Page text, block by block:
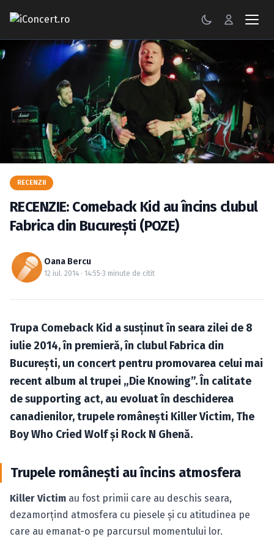
FESTIVALURI
PETRECERI
ŞTIRI
RECENZII
BILETE
Caută în site...
RECENZII
RECENZIE: Comeback Kid au încins clubul
Fabrica din Bucureşti (POZE)
Oana Bercu
12 iul. 2014 · 14:55·3 minute de citit
Trupa Comeback Kid a susţinut în seara zilei de 8
iulie 2014, în premieră, în clubul Fabrica din
Bucureşti, un concert pentru promovarea celui mai
recent album al trupei „Die Knowing”. În calitate
de supporting act, au evoluat în deschiderea
canadienilor, trupele româneşti Killer Victim, The
Boy Who Cried Wolf şi Rock N Ghenă.
Trupele româneşti au încins atmosfera
Killer Victim au fost primii care au deschis seara,
dezamorţind atmosfera cu piesele şi cu atitudinea pe
care au emanat-o pe parcursul momentului lor.